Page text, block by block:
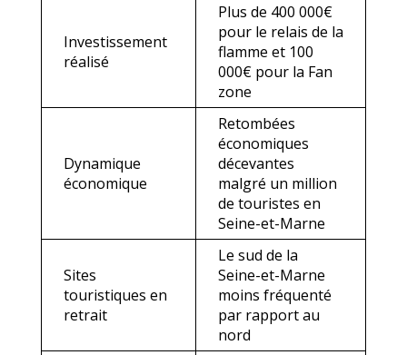
Investissement
réalisé
Plus de 400 000€
pour le relais de la
flamme et 100
000€ pour la Fan
zone
Dynamique
économique
Retombées
économiques
décevantes
malgré un million
de touristes en
Seine-et-Marne
Sites
touristiques en
retrait
Le sud de la
Seine-et-Marne
moins fréquenté
par rapport au
nord